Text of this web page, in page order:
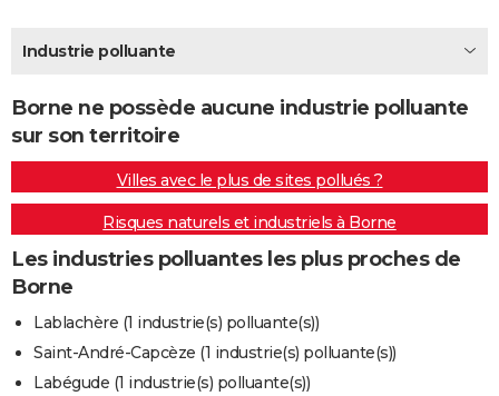
BONS PLANS
CARTE DE VOEUX
Carte de Noël
Carte Bonne année
Carte Saint-Valentin
Carte Pâques
Carte d'anniversaire
DICTIONNAIRE
Dictionnaire
Biographies
Citations
Expressions
Proverbes
PROGRAMME TV
COPAINS D'AVANT
Avis de recherche
AVIS DE DÉCÈS
FORUM
Industrie polluante
Borne ne possède aucune industrie polluante
sur son territoire
Villes avec le plus de sites pollués ?
Risques naturels et industriels à Borne
Les industries polluantes les plus proches de
Borne
Lablachère (1 industrie(s) polluante(s))
Saint-André-Capcèze (1 industrie(s) polluante(s))
Labégude (1 industrie(s) polluante(s))